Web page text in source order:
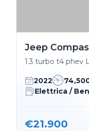
Jeep
1.3 turbo t4 phev
2022
Elettrica /
€21.900